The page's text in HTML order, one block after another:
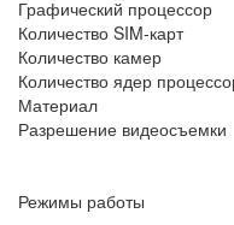
Графический процессор
Количество SIM-карт
Количество камер
Количество ядер
Материал
Разрешение видеосъемки
Режимы работы